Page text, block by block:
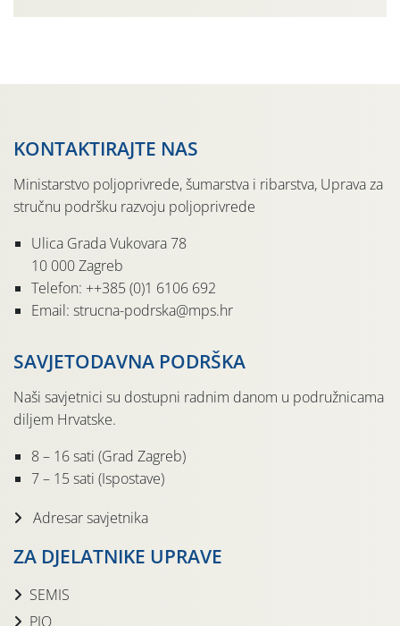
KONTAKTIRAJTE NAS
Ministarstvo poljoprivrede, šumarstva i ribarstva, Uprava za
stručnu podršku razvoju poljoprivrede
Ulica Grada Vukovara 78
10 000 Zagreb
Telefon: ++385 (0)1 6106 692
Email: strucna-podrska@mps.hr
SAVJETODAVNA PODRŠKA
Naši savjetnici su dostupni radnim danom u podružnicama
diljem Hrvatske.
8 – 16 sati (Grad Zagreb)
7 – 15 sati (Ispostave)
Adresar savjetnika
ZA DJELATNIKE UPRAVE
SEMIS
PIO